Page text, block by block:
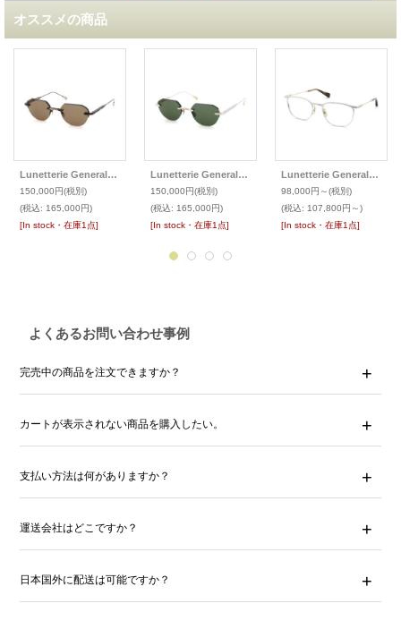
オススメの商品
Lunetterie Generale ルネットリー ジェネラル サングラス GRAND PRIX
150,000円(税別)
(税込: 165,000円)
[In stock・在庫1点]
Lunetterie Generale ルネットリー ジェネラル サングラス GRAND PRIX
150,000円(税別)
(税込: 165,000円)
[In stock・在庫1点]
Lunetterie Generale ルネットリー ジェネラル メガネ ELDORADO
98,000円～(税別)
(税込: 107,800円～)
[In stock・在庫1点]
よくあるお問い合わせ事例
完売中の商品を注文できますか？
カートが表示されない商品を購入したい。
支払い方法は何がありますか？
運送会社はどこですか？
日本国外に配送は可能ですか？